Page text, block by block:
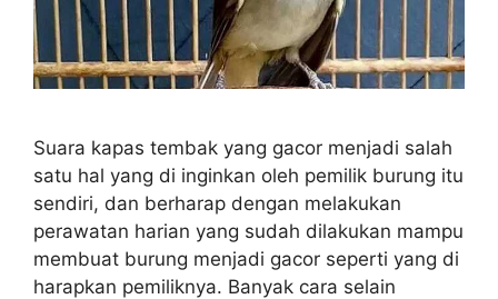
Suara kapas tembak yang gacor menjadi salah
satu hal yang di inginkan oleh pemilik burung itu
sendiri, dan berharap dengan melakukan
perawatan harian yang sudah dilakukan mampu
membuat burung menjadi gacor seperti yang di
harapkan pemiliknya. Banyak cara selain